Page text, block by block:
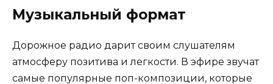
Музыкальный формат
Дорожное радио дарит своим слушателям
атмосферу позитива и легкости. В эфире звучат
самые популярные поп-композиции, которые